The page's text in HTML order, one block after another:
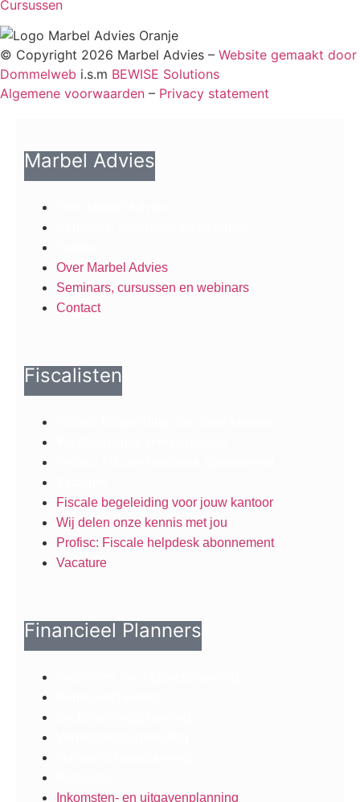
Cursussen
© Copyright 2026 Marbel Advies – Website gemaakt door
Dommelweb i.s.m BEWISE Solutions
Algemene voorwaarden – Privacy statement
Marbel Advies
Over Marbel Advies
Seminars, cursussen en webinars
Contact
Fiscalisten
Fiscale begeleiding voor jouw kantoor
Wij delen onze kennis met jou
Profisc: Fiscale helpdesk abonnement
Vacature
Financieel Planners
Inkomsten- en uitgavenplanning